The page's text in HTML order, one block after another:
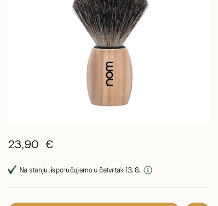
23,90 €
Na stanju, isporučujemo u četvrtak 13. 8.